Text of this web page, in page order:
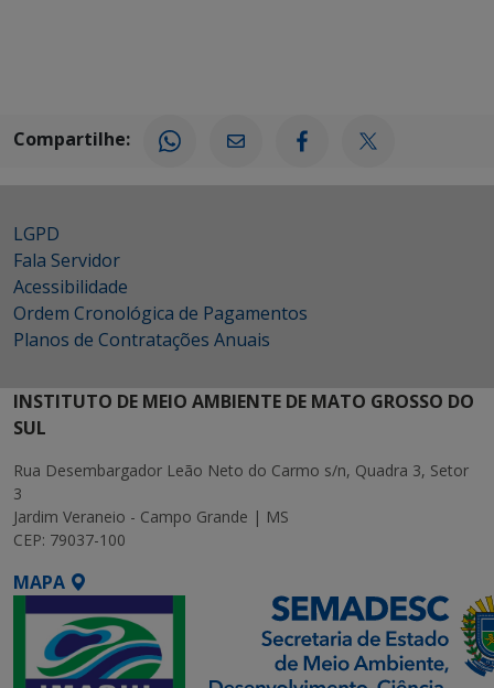
Compartilhe:
LGPD
Fala Servidor
Acessibilidade
Ordem Cronológica de Pagamentos
Planos de Contratações Anuais
INSTITUTO DE MEIO AMBIENTE DE MATO GROSSO DO
SUL
Rua Desembargador Leão Neto do Carmo s/n, Quadra 3, Setor
3
Jardim Veraneio - Campo Grande | MS
CEP: 79037-100
MAPA